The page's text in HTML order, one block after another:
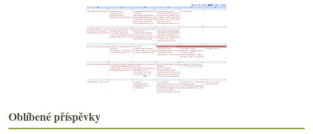
Ranní věštění z depotu
Ten nejpravější z klokanů a symbol úspěchu
Říkáte pravdu o víně?
Výsledky ankety „Speciální sklenky na různé odrůdy...
Video, zloději, korky a ultrafialové světlo
Fakta, dojmy, medaile a vypitá láhev rosé
Biosnění viniční, lehce přilisované
Oblíbené příspěvky